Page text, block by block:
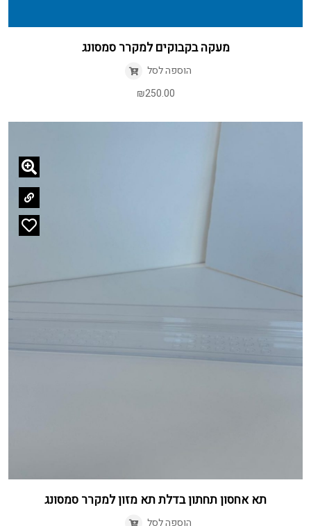
מעקה בקבוקים למקרר סמסונג
הוספה לסל
₪250.00
תא אחסון תחתון בדלת תא מזון למקרר סמסונג
הוספה לסל